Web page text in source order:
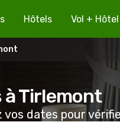
Hôtels Vol + Hôtel
à Tirlemont
vos dates pour